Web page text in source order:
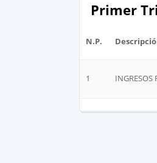
Primer
N.P.
1 INGRESOS